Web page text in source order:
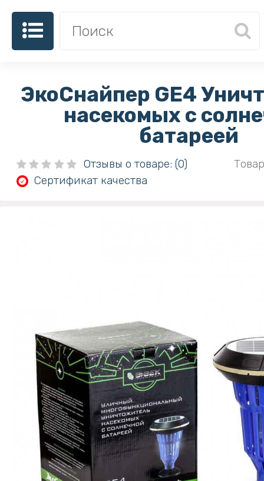
ЭкоСнайпер GE4
насекомых с
батареей
Отзывы о товаре: (0)
Сертификат качества